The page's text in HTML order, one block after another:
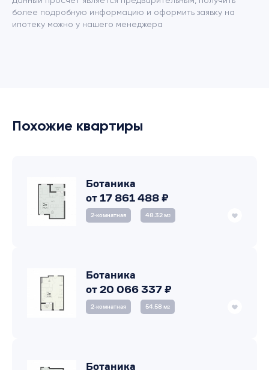
более подробную информацию и оформить заявку на
ипотеку можно у нашего менеджера
Похожие квартиры
Ботаника
от 17 861 488 ₽
2‑комнатная 48.32 м2
Ботаника
от 20 066 337 ₽
2‑комнатная 54.58 м2
Ботаника